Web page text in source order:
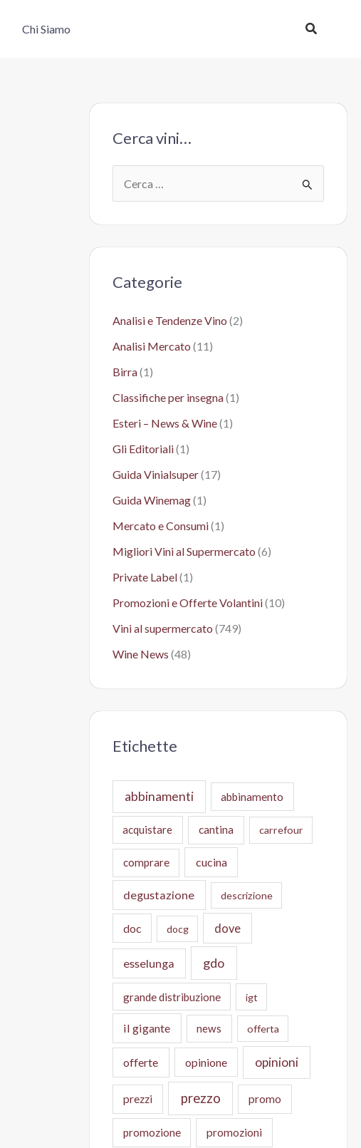
Chi Siamo Cerca
Cerca vini…
e
:Categorie
Analisi e Tendenze Vino (2)
Analisi Mercato (11)
Birra(1)
Classifiche per insegna(1)
Esteri – News & Wine(1)
Gli Editoriali(1)
Guida Vinialsuper(17)
Guida Winemag(1)
Mercato e Consumi(1)
Migliori Vini al Supermercato (6)
Private Label(1)
Promozioni e Offerte Volantini(10)
Vini al supermercato (749)
Wine News (48)
Etichette
abbinamenti abbinamento
acquistare cantina carrefour
comprare cucina
degustazione descrizione
doc docg dove
esselunga gdo
grande distribuzione igt
il gigante news offerta
offerte opinione opinioni
prezzi prezzo promo
promozione promozioni